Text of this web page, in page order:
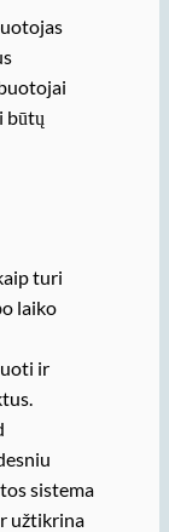
būtų
turi
laiko
ir
sistema
užtikrina